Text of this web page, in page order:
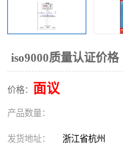
iso9000质量认证价格
价格： 面议
产品数量：
发货地址： 浙江省杭州